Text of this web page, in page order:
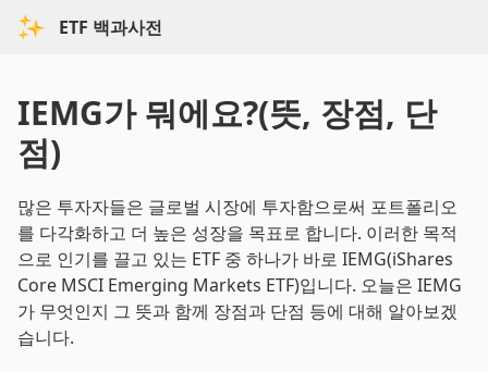
ETF 백과사전
IEMG가 뭐에요?(뜻, 장점, 단
점)
많은 투자자들은 글로벌 시장에 투자함으로써 포트폴리오
를 다각화하고 더 높은 성장을 목표로 합니다. 이러한 목적
으로 인기를 끌고 있는 ETF 중 하나가 바로 IEMG(iShares
Core MSCI Emerging Markets ETF)입니다. 오늘은 IEMG
가 무엇인지 그 뜻과 함께 장점과 단점 등에 대해 알아보겠
습니다.